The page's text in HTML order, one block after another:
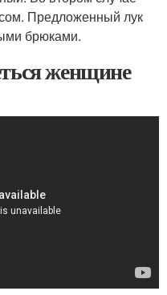
Предложенный лук
брюками.
женщине